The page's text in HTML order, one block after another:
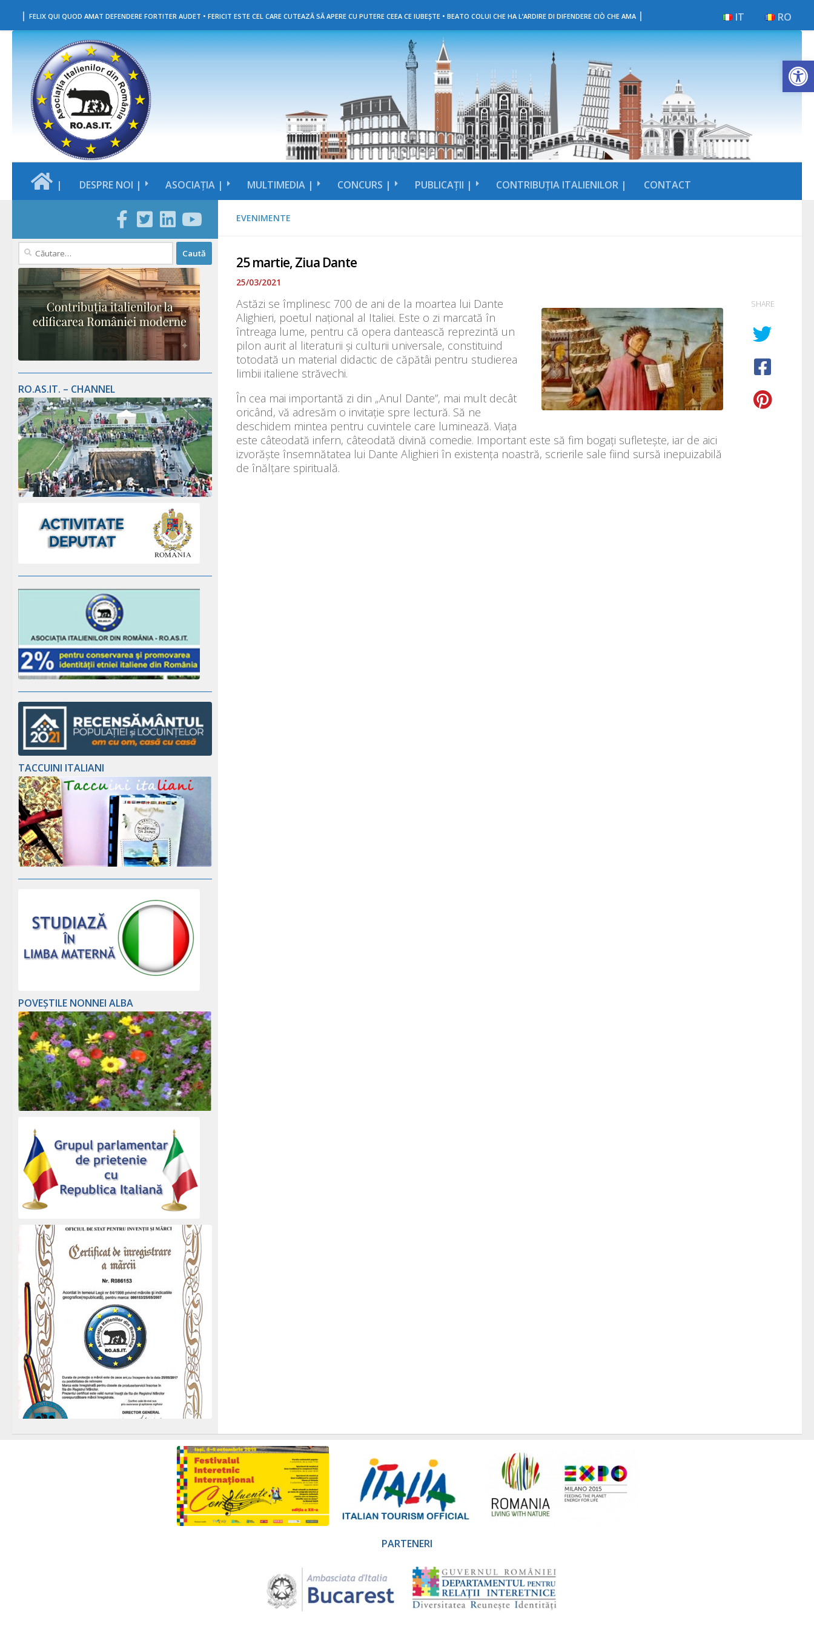
Skip to content
| FELIX QUI QUOD AMAT DEFENDERE FORTITER AUDET • FERICIT ESTE CEL CARE CUTEAZĂ SĂ APERE CU PUTERE CEEA CE IUBEȘTE • BEATO COLUI CHE HA L’ARDIRE DI DIFENDERE CIÒ CHE AMA | RO
IT
| DESPRE NOI | ASOCIAȚIA | MULTIMEDIA | CONCURS | PUBLICAȚII | CONTRIBUȚIA ITALIENILOR | CONTACT
EVENIMENTE
25 martie, Ziua Dante
25/03/2021
Astăzi se împlinesc 700 de ani de la moartea lui Dante
Alighieri, poetul național al Italiei. Este o zi marcată în
întreaga lume, pentru că opera dantească reprezintă un
pilon aurit al literaturii și culturii universale, constituind
totodată un material didactic de căpătâi pentru studierea
limbii italiene străvechi.
În cea mai importantă zi din „Anul Dante”, mai mult decât
oricând, vă adresăm o invitație spre lectură. Să ne
deschidem mintea pentru cuvintele care luminează. Viața
este câteodată infern, câteodată divină comedie. Important este să fim bogați sufletește, iar de aici
izvorăște însemnătatea lui Dante Alighieri în existența noastră, scrierile sale fiind sursă inepuizabilă
de înălțare spirituală.
SHARE
Caută
RO.AS.IT. – CHANNEL
TACCUINI ITALIANI
POVEȘTILE NONNEI ALBA
PARTENERI